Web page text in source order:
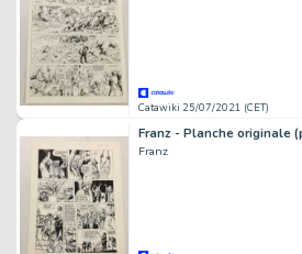
Catawiki 25/07/2021 (CET)
Franz